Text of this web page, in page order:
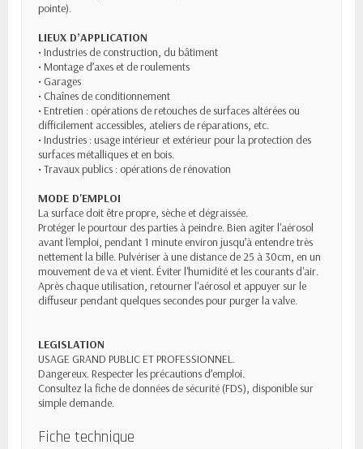
pointe).
LIEUX D’APPLICATION
• Industries de construction, du bâtiment
• Montage d’axes et de roulements
• Garages
• Chaînes de conditionnement
• Entretien : opérations de retouches de surfaces altérées ou
difficilement accessibles, ateliers de réparations, etc.
• Industries : usage intérieur et extérieur pour la protection des
surfaces métalliques et en bois.
• Travaux publics : opérations de rénovation
MODE D'EMPLOI
La surface doit être propre, sèche et dégraissée.
Protéger le pourtour des parties à peindre. Bien agiter l'aérosol
avant l'emploi, pendant 1 minute environ jusqu’à entendre très
nettement la bille. Pulvériser à une distance de 25 à 30cm, en un
mouvement de va et vient. Éviter l'humidité et les courants d'air.
Après chaque utilisation, retourner l'aérosol et appuyer sur le
diffuseur pendant quelques secondes pour purger la valve.
LEGISLATION
USAGE GRAND PUBLIC ET PROFESSIONNEL.
Dangereux. Respecter les précautions d’emploi.
Consultez la fiche de données de sécurité (FDS), disponible sur
simple demande.
Fiche technique